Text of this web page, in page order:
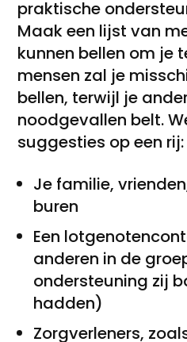
praktische
Maak een lijst van
kunnen bellen om je
mensen zal je
bellen, terwijl je
noodgevallen belt.
suggesties op een rij:
Je familie,
buren
Een
anderen in de
ondersteuning zij
hadden)
Zorgverleners,